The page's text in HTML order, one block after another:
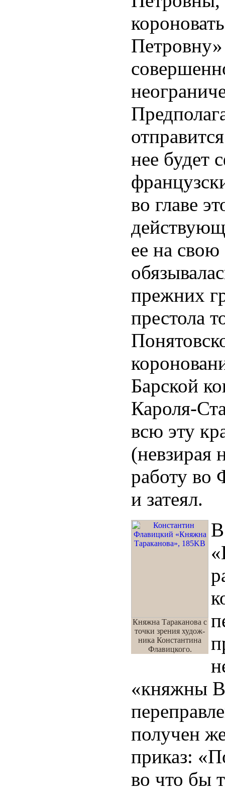
нее будет
во главе
ее на свою
прежних
престола
Барской
Кароля-
всю эту
(невзирая
работу во
и затеял.
Княжна Тараканова с
точки зрения худож-
ника Константина
Флавицкого.
«княжны
получен
приказ:
во что бы